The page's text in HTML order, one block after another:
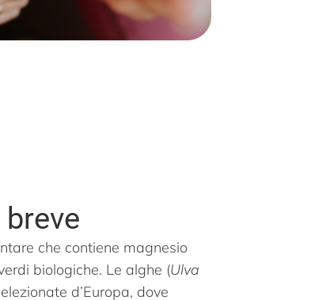
che contiene magnesio
biologiche. Le alghe (Ulva
d’Europa, dove